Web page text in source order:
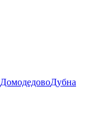
ДомодедовоДубна